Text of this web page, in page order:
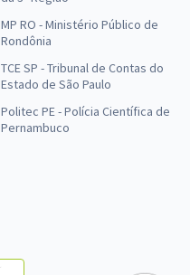
MP RO - Ministério Público de
Rondônia
TCE SP - Tribunal de Contas do
Estado de São Paulo
Politec PE - Polícia Científica de
Pernambuco